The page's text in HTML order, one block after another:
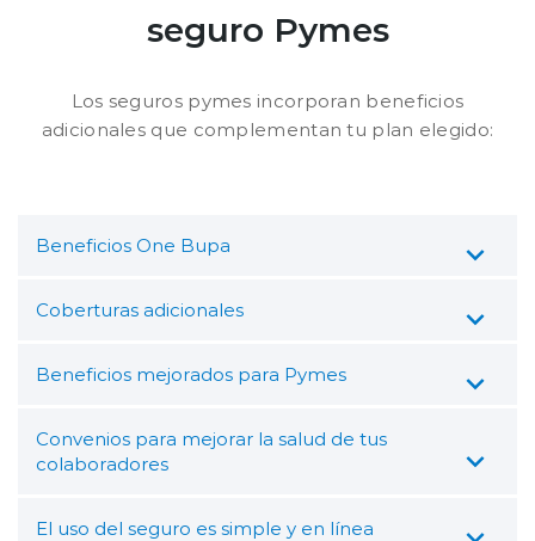
seguro Pymes
Los seguros pymes incorporan beneficios
adicionales que complementan tu plan elegido:
Beneficios One Bupa
Coberturas adicionales
Beneficios mejorados para Pymes
Convenios para mejorar la salud de tus
colaboradores
El uso del seguro es simple y en línea